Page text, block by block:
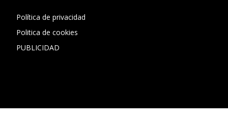
Política de privacidad
Politica de cookies
PUBLICIDAD